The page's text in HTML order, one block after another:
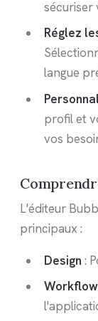
sécuriser
Réglez
langue
profil et
vos
L'éditeur
principaux :
Design :
Workflow